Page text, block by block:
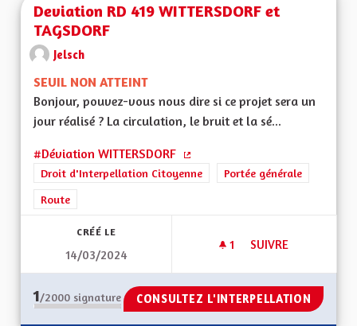
Deviation RD 419 WITTERSDORF et
TAGSDORF
Jelsch
SEUIL NON ATTEINT
Bonjour, pouvez-vous nous dire si ce projet sera un
jour réalisé ? La circulation, le bruit et la sé...
#Déviation WITTERSDORF
(Lien externe)
Droit d'Interpellation Citoyenne
Portée générale
Route
CRÉÉ LE
14/03/2024
1 1 ABONNÉ
SUIVRE
1/2000 signature CONSULTEZ L'INTERPELLATION